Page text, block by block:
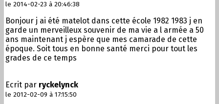
le 2014-02-23 à 20:46:38
Bonjour j ai été matelot dans cette école 1982 1983 j en
garde un merveilleux souvenir de ma vie a l armée a 50
ans maintenant j espère que mes camarade de cette
époque. Soit tous en bonne santé merci pour tout les
grades de ce temps
Ecrit par ryckelynck
le 2012-02-09 à 17:15:50